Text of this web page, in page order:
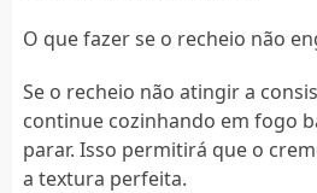
O que fazer se o recheio não
Se o recheio não atingir a
continue cozinhando em fogo
parar. Isso permitirá que o
a textura perfeita.